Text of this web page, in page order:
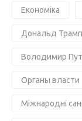
Економіка
Дональд Трамп
Володимир
Органы власти
Міжнародні